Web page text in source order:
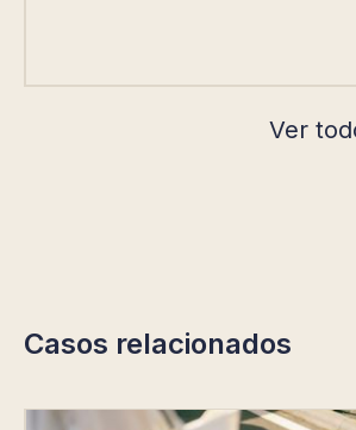
Ver
Casos relacionados